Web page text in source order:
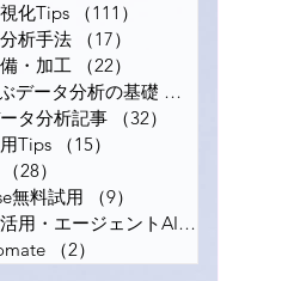
化Tips
（111）
析手法
（17）
・加工
（22）
データ分析の基礎 （12）
タ分析記事
（32）
Tips
（15）
（28）
無料試用
（9）
ナレッジ活用・エージェントAI（6）
（2）